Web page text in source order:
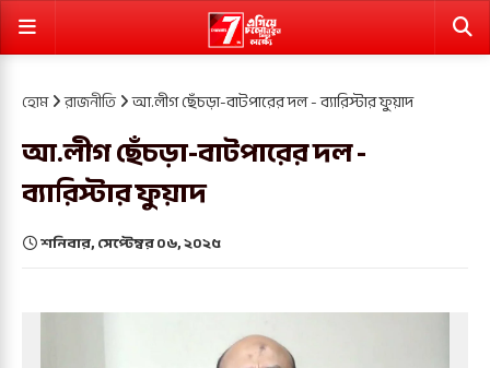
হোম রাজনীতি আ.লীগ ছেঁচড়া-বাটপারের দল - ব্যারিস্টার ফুয়াদ
আ.লীগ ছেঁচড়া-বাটপারের দল -
ব্যারিস্টার ফুয়াদ
শনিবার, সেপ্টেম্বর ০৬, ২০২৫